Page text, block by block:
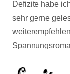
Defizite habe ich
sehr gerne